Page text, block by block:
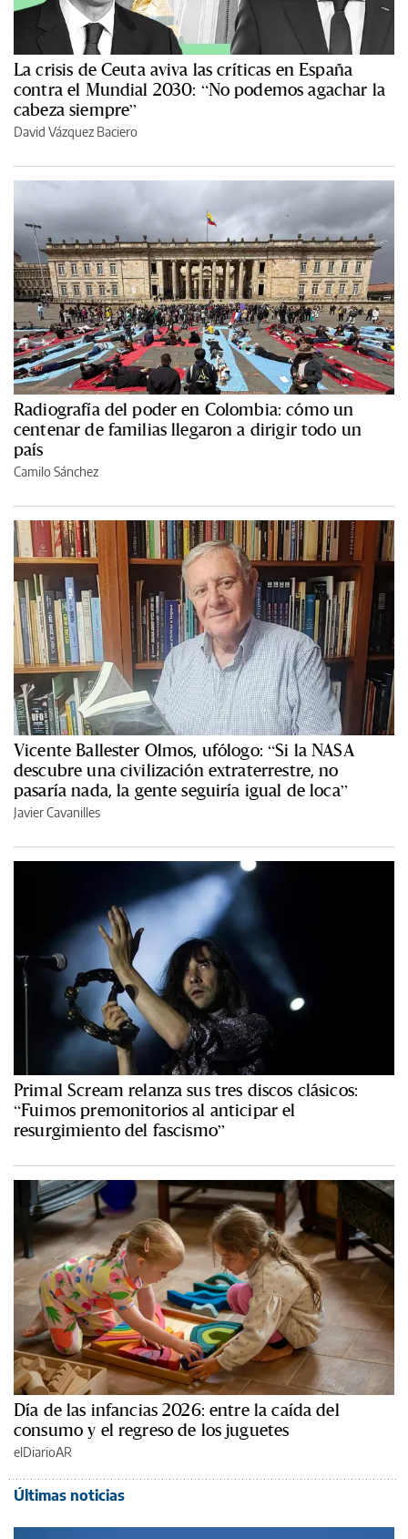
La crisis de Ceuta aviva las críticas en España
contra el Mundial 2030: “No podemos agachar la
cabeza siempre”
David Vázquez Baciero
Radiografía del poder en Colombia: cómo un
centenar de familias llegaron a dirigir todo un
país
Camilo Sánchez
Vicente Ballester Olmos, ufólogo: “Si la NASA
descubre una civilización extraterrestre, no
pasaría nada, la gente seguiría igual de loca”
Javier Cavanilles
Primal Scream relanza sus tres discos clásicos:
“Fuimos premonitorios al anticipar el
resurgimiento del fascismo”
Día de las infancias 2026: entre la caída del
consumo y el regreso de los juguetes
elDiarioAR
Últimas noticias